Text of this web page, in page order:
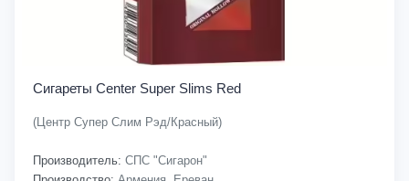
Сигареты Center Super Slims Red
(Центр Супер Слим Рэд/Красный)
Производитель: СПС "Сигарон"